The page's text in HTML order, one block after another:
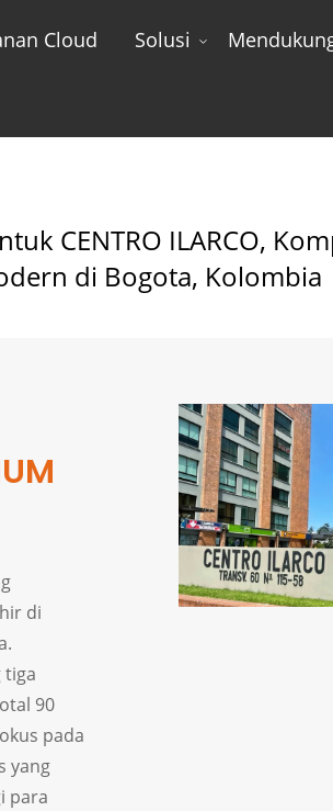
Cloud Solusi
CENTRO ILARCO,
di Bogota, Kolombia
di
tiga
90
pada
yang
para